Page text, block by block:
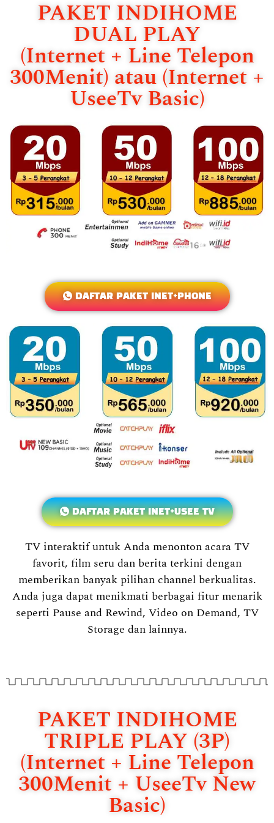
PAKET INDIHOME
DUAL PLAY
(Internet + Line Telepon
300Menit) atau (Internet +
UseeTv Basic)
DAFTAR PAKET INET+PHONE
DAFTAR PAKET INET+USEE TV
TV interaktif untuk Anda menonton acara TV
favorit, film seru dan berita terkini dengan
memberikan banyak pilihan channel berkualitas.
Anda juga dapat menikmati berbagai fitur menarik
seperti Pause and Rewind, Video on Demand, TV
Storage dan lainnya.
PAKET INDIHOME
TRIPLE PLAY (3P)
(Internet + Line Telepon
300Menit + UseeTv New
Basic)